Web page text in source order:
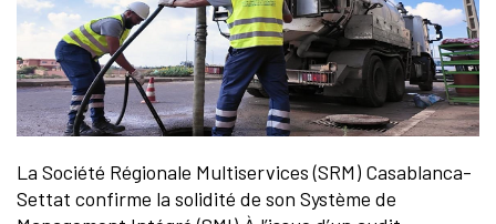
La Société Régionale Multiservices (SRM) Casablanca-
Settat confirme la solidité de son Système de